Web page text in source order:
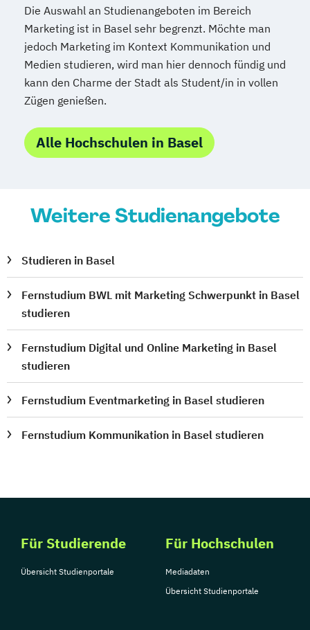
Die Auswahl an Studienangeboten im Bereich
Marketing ist in Basel sehr begrenzt. Möchte man
jedoch Marketing im Kontext Kommunikation und
Medien studieren, wird man hier dennoch fündig und
kann den Charme der Stadt als Student/in in vollen
Zügen genießen.
Alle Hochschulen in Basel
Weitere Studienangebote
Studieren in Basel
Fernstudium BWL mit Marketing Schwerpunkt in Basel
studieren
Fernstudium Digital und Online Marketing in Basel
studieren
Fernstudium Eventmarketing in Basel studieren
Fernstudium Kommunikation in Basel studieren
Für Studierende
Übersicht Studienportale
Für Hochschulen
Mediadaten
Übersicht Studienportale